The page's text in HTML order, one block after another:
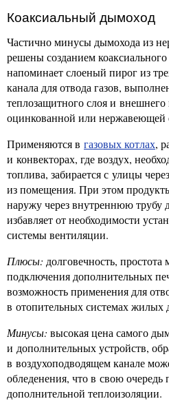
Коаксиальный дымоход
Частично минусы дымохода из
решены созданием
напоминает слоеный пирог из
канала для отвода газов,
теплозащитного слоя и внешнего
оцинкованной или нержавеющей
Применяются в газовых котлах,
и конвекторах, где воздух,
топлива, забирается с улицы
из помещения. При этом
наружу через внутреннюю трубу
избавляет от необходимости
системы вентиляции.
Плюсы: долговечность,
подключения дополнительных
возможность применения для
в отопительных системах жилых
Минусы: высокая цена самого
и дополнительных устройств,
в воздухоподводящем канале
обледенения, что в свою очередь
дополнительной теплоизоляции.